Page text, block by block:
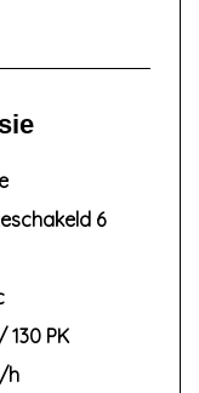
6
130 PK
h